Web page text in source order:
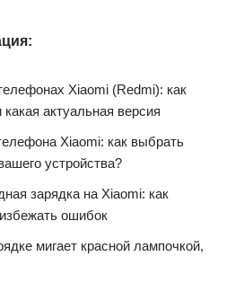
Xiaomi (Redmi): как
актуальная версия
Xiaomi: как выбрать
устройства?
зарядка на Xiaomi: как
ошибок
мигает красной лампочкой,